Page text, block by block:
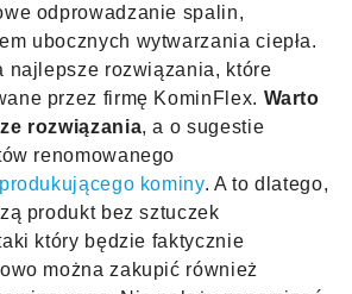
odprowadzanie spalin,
ubocznych wytwarzania ciepła.
najlepsze rozwiązania, które
przez firmę KominFlex. Warto
rozwiązania, a o sugestie
renomowanego
kominy. A to dlatego,
produkt bez sztuczek
który będzie faktycznie
można zakupić również